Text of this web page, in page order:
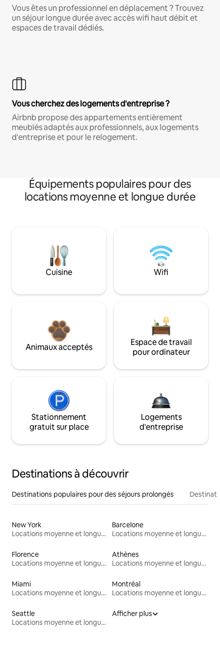
Vous êtes un professionnel en déplacement ? Trouvez
un séjour longue durée avec accès wifi haut débit et
espaces de travail dédiés.
Vous cherchez des logements d'entreprise ?
Airbnb propose des appartements entièrement
meublés adaptés aux professionnels, aux logements
d'entreprise et pour le relogement.
Équipements populaires pour des
locations moyenne et longue durée
Cuisine Wifi
Animaux acceptés
Espace de travail
pour ordinateur
Stationnement
gratuit sur place
Logements
d'entreprise
Destinations à découvrir
Destinations populaires pour des séjours prolongés
New York
Locations moyenne et longue durée
Barcelone
Locations moyenne et longue durée
Florence
Locations moyenne et longue durée
Athènes
Locations moyenne et longue durée
Miami
Locations moyenne et longue durée
Montréal
Locations moyenne et longue durée
Seattle
Locations moyenne et longue durée
Afficher plus